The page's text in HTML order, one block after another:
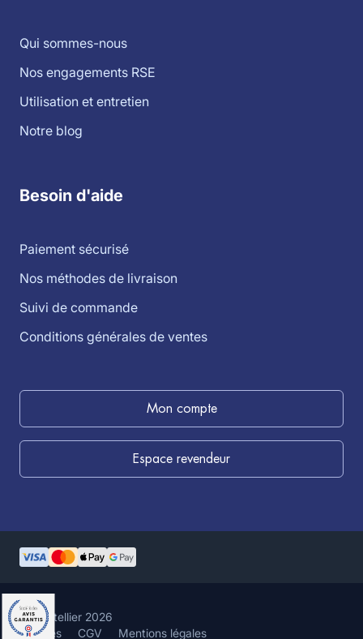
Qui sommes-nous
Nos engagements RSE
Utilisation et entretien
Notre blog
Besoin d'aide
Paiement sécurisé
Nos méthodes de livraison
Suivi de commande
Conditions générales de ventes
Mon compte
Espace revendeur
©louistellier 2026
Cookies
CGV Mentions légales